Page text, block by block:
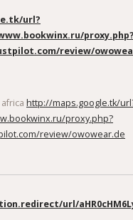
url?
proxy.php?
review/
http://maps.google.tk/
proxy.php?
review/owowear.de
url/